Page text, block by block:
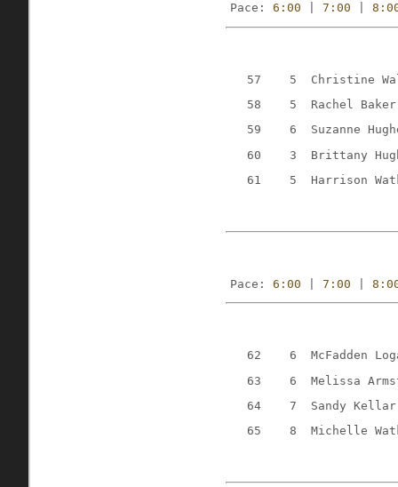
Pace: 6:00 7:00
57    5  Christine
58    5  Rachel
59    6  Suzanne
60    3  Brittany
61    5  Harrison
Pace: 6:00 7:00
62    6  McFadden
63    6  Melissa
64    7  Sandy Kellar,
65    8  Michelle